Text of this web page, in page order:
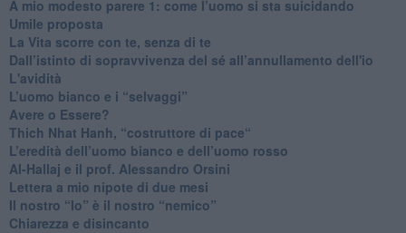
​A mio modesto parere 1: come l’uomo si sta suicidando
​Umile proposta
​La Vita scorre con te, senza di te
​Dall’istinto di sopravvivenza del sé all’annullamento dell'io
L'avidità
​L’uomo bianco e i “selvaggi”
​Avere o Essere?
​Thich Nhat Hanh, “costruttore di pace“
​L’eredità dell’uomo bianco e dell’uomo rosso
Al-Hallaj e il prof. Alessandro Orsini
​Lettera a mio nipote di due mesi
​Il nostro “Io” è il nostro “nemico”
​Chiarezza e disincanto